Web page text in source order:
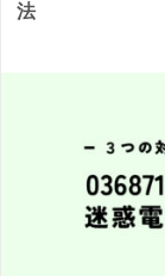
法